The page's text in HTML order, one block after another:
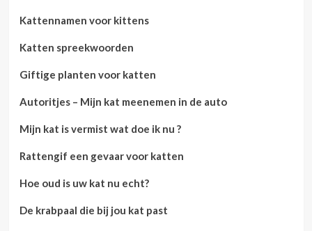
Kattennamen voor kittens
Katten spreekwoorden
Giftige planten voor katten
Autoritjes – Mijn kat meenemen in de auto
Mijn kat is vermist wat doe ik nu ?
Rattengif een gevaar voor katten
Hoe oud is uw kat nu echt?
De krabpaal die bij jou kat past